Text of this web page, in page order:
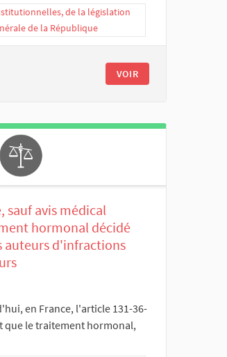
de la législation
de la République
VOIR
sauf avis médical
hormonal décidé
auteurs d'infractions
en France, l'article 131-36-
que le traitement hormonal,